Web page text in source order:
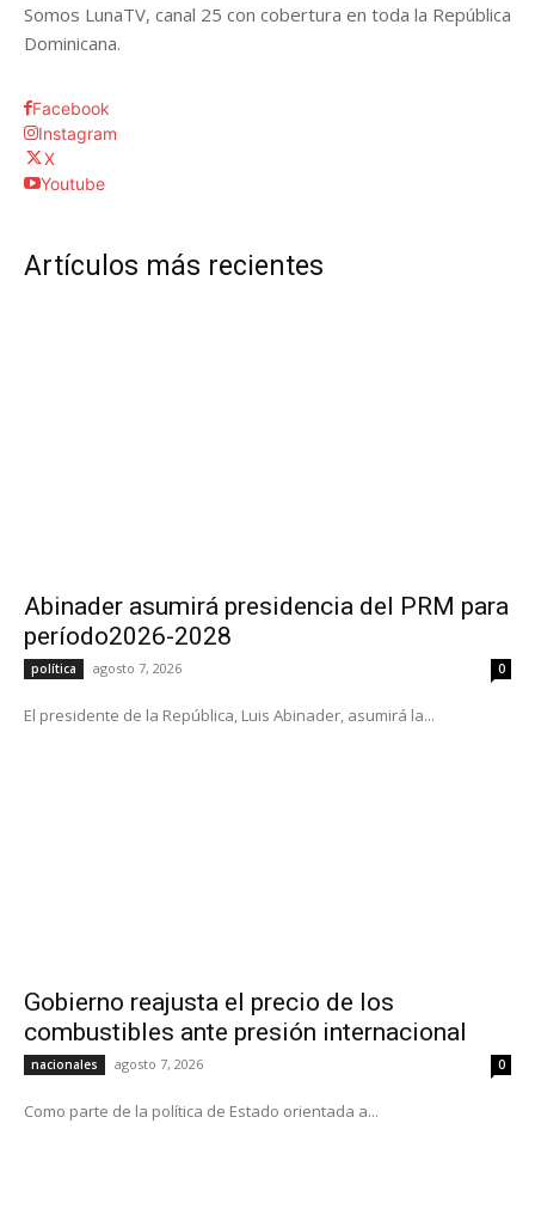
Somos LunaTV, canal 25 con cobertura en toda la República
Dominicana.
Facebook
Instagram
X
Youtube
Artículos más recientes
Abinader asumirá presidencia del PRM para
período2026-2028
política agosto 7, 2026 0
El presidente de la República, Luis Abinader, asumirá la...
Gobierno reajusta el precio de los
combustibles ante presión internacional
nacionales agosto 7, 2026 0
Como parte de la política de Estado orientada a...